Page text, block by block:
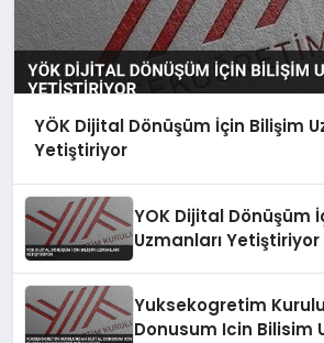
YÖK Dijital Dönüşüm İçin Bilişim
Yetiştiriyor
YOK Dijital Dönüşüm
Uzmanları Yetiştiriyor
Yuksekogretim
Donusum Icin Bilisim